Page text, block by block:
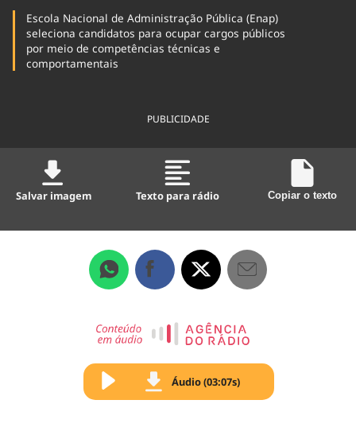
Escola Nacional de Administração Pública (Enap)
seleciona candidatos para ocupar cargos públicos
por meio de competências técnicas e
comportamentais
PUBLICIDADE
Salvar imagem Texto para rádio Copiar o texto
Áudio (03:07s)